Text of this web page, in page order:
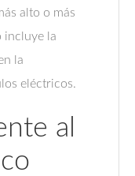
alto o más
incluye la
la
eléctricos.
al